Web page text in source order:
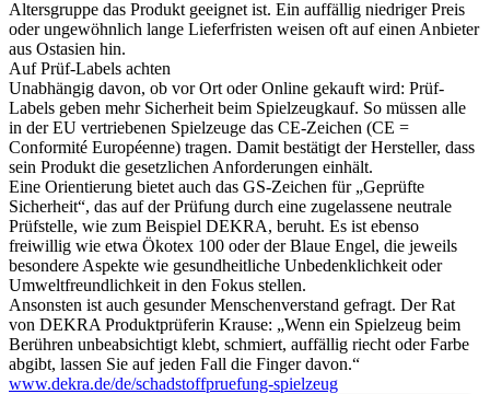
Altersgruppe das Produkt geeignet ist. Ein auffällig niedriger Preis
oder ungewöhnlich lange Lieferfristen weisen oft auf einen Anbieter
aus Ostasien hin.
Auf Prüf-Labels achten
Unabhängig davon, ob vor Ort oder Online gekauft wird: Prüf-
Labels geben mehr Sicherheit beim Spielzeugkauf. So müssen alle
in der EU vertriebenen Spielzeuge das CE-Zeichen (CE =
Conformité Européenne) tragen. Damit bestätigt der Hersteller, dass
sein Produkt die gesetzlichen Anforderungen einhält.
Eine Orientierung bietet auch das GS-Zeichen für „Geprüfte
Sicherheit“, das auf der Prüfung durch eine zugelassene neutrale
Prüfstelle, wie zum Beispiel DEKRA, beruht. Es ist ebenso
freiwillig wie etwa Ökotex 100 oder der Blaue Engel, die jeweils
besondere Aspekte wie gesundheitliche Unbedenklichkeit oder
Umweltfreundlichkeit in den Fokus stellen.
Ansonsten ist auch gesunder Menschenverstand gefragt. Der Rat
von DEKRA Produktprüferin Krause: „Wenn ein Spielzeug beim
Berühren unbeabsichtigt klebt, schmiert, auffällig riecht oder Farbe
abgibt, lassen Sie auf jeden Fall die Finger davon.“
www.dekra.de/de/schadstoffpruefung-spielzeug